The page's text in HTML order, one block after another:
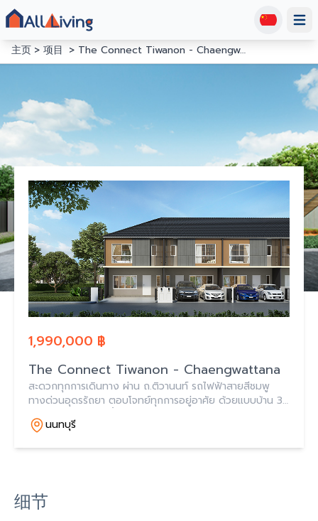
主页
项目 The Connect Tiwanon - Chaengwattana
1,990,000 ฿
The Connect Tiwanon - Chaengwattana
สะดวกทุกการเดินทาง ผ่าน ถ.ติวานนท์ รถไฟฟ้าสายสีชมพู
ทางด่วนอุดรรัถยา ตอบโจทย์ทุกการอยู่อาศัย ด้วยแบบบ้าน 3-
4 ห้องนอน 2 ห้องน้ำ 1-2 ที่จอดรถ ตอบโจทย์ทุกไลฟ์สไตล์
Full Facility ฟิตเนส สระว่ายน้ำ สวนส่วน
นนทบุรี
细节